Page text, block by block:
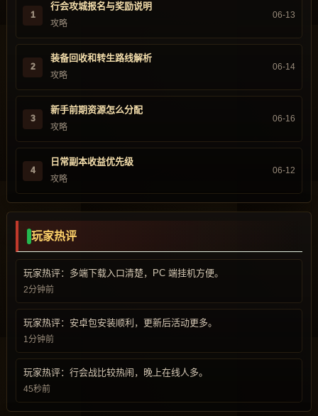
1
行会攻城报名与奖励说明
攻略
06-13
2
装备回收和转生路线解析
攻略
06-14
3
新手前期资源怎么分配
攻略
06-16
4
日常副本收益优先级
攻略
06-12
玩家热评
玩家热评：多端下载入口清楚，PC 端挂机方便。
2分钟前
玩家热评：安卓包安装顺利，更新后活动更多。
1分钟前
玩家热评：行会战比较热闹，晚上在线人多。
45秒前